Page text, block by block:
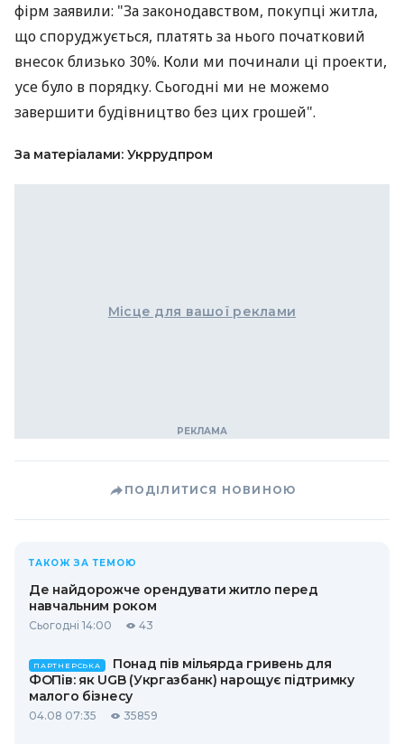
фірм заявили: "За законодавством, покупці житла,
що споруджується, платять за нього початковий
внесок близько 30%. Коли ми починали ці проекти,
усе було в порядку. Сьогодні ми не можемо
завершити будівництво без цих грошей".
За матеріалами: Укррудпром
Місце для вашої реклами
ПОДІЛИТИСЯ НОВИНОЮ
ТАКОЖ ЗА ТЕМОЮ
Де найдорожче орендувати житло перед
навчальним роком
Сьогодні 14:00 43
ПАРТНЕРСЬКА
Понад пів мільярда гривень для
ФОПів: як UGB (Укргазбанк) нарощує підтримку
малого бізнесу
04.08 07:35 35859